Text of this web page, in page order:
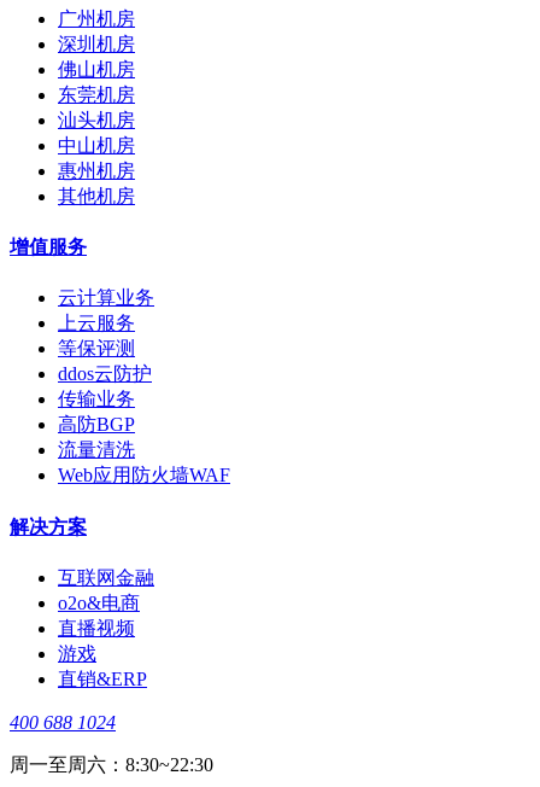
广州机房
深圳机房
佛山机房
东莞机房
汕头机房
中山机房
惠州机房
其他机房
增值服务
云计算业务
上云服务
等保评测
ddos云防护
传输业务
高防BGP
流量清洗
Web应用防火墙WAF
解决方案
互联网金融
o2o&电商
直播视频
游戏
直销&ERP
400 688 1024
周一至周六：8:30~22:30